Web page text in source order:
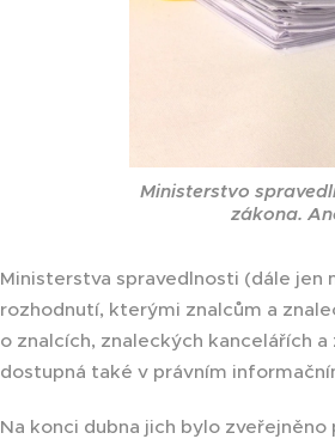
Ministerstvo
zákona.
Ministerstva spravedlnosti (dále jen
rozhodnutí, kterými znalcům a
o znalcích, znaleckých kancelářích
dostupná také v právním
Na konci dubna jich bylo